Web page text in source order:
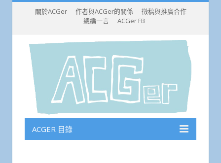
關於ACGer 作者與ACGer的關係
徵稿與推廣合作
總編一言
ACGer FB
ACGER 目錄